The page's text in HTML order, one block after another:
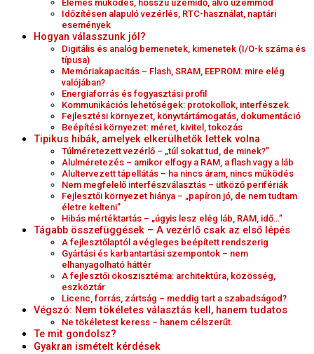
Elemes működés, hosszú üzemidő, alvó üzemmód
Időzítésen alapuló vezérlés, RTC-használat, naptári
események
Hogyan válasszunk jól?
Digitális és analóg bemenetek, kimenetek (I/O-k száma és
típusa)
Memóriakapacitás – Flash, SRAM, EEPROM: mire elég
valójában?
Energiaforrás és fogyasztási profil
Kommunikációs lehetőségek: protokollok, interfészek
Fejlesztési környezet, könyvtártámogatás, dokumentáció
Beépítési környezet: méret, kivitel, tokozás
Tipikus hibák, amelyek elkerülhetők lettek volna
Túlméretezett vezérlő – „túl sokat tud, de minek?”
Alulméretezés – amikor elfogy a RAM, a flash vagy a láb
Alultervezett tápellátás – ha nincs áram, nincs működés
Nem megfelelő interfészválasztás – ütköző perifériák
Fejlesztői környezet hiánya – „papíron jó, de nem tudtam
életre kelteni”
Hibás mértéktartás – „úgyis lesz elég láb, RAM, idő…”
Tágabb összefüggések – A vezérlő csak az első lépés
A fejlesztőlaptól a végleges beépített rendszerig
Gyártási és karbantartási szempontok – nem
elhanyagolható háttér
A fejlesztői ökoszisztéma: architektúra, közösség,
eszköztár
Licenc, forrás, zártság – meddig tart a szabadságod?
Végszó: Nem tökéletes választás kell, hanem tudatos
Ne tökéletest keress – hanem célszerűt.
Te mit gondolsz?
Gyakran ismételt kérdések